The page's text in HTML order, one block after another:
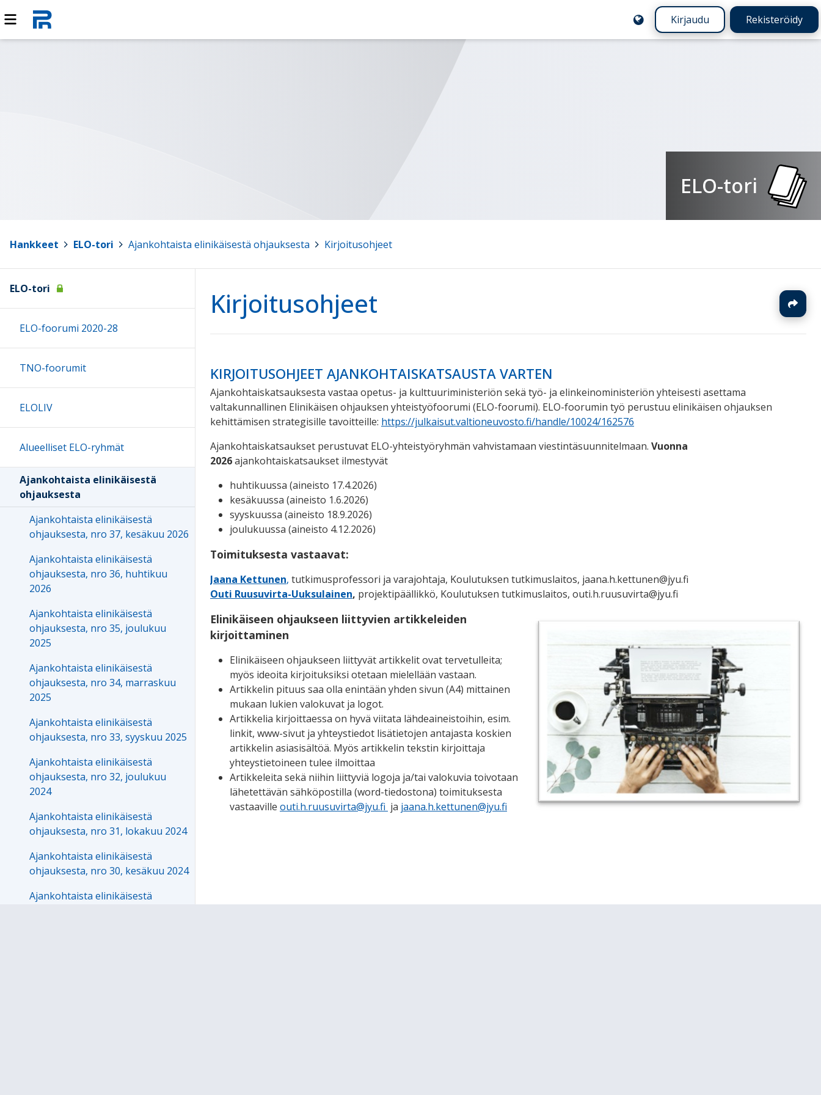
Kirjaudu Rekisteröidy
ELO-tori
Hankkeet ELO-tori Ajankohtaista elinikäisestä ohjauksesta Kirjoitusohjeet
Kirjoitusohjeet
KIRJOITUSOHJEET AJANKOHTAISKATSAUSTA VARTEN
Ajankohtaiskatsauksesta vastaa opetus- ja kulttuuriministeriön sekä työ- ja elinkeinoministeriön yh­teisesti asettama
valtakunnallinen Elinikäisen ohjauksen yhteistyöfoorumi (ELO-foorumi). ELO-foorumin työ perustuu elinikäisen ohjauksen
kehittämisen strategisille ta­voitteille: https://julkaisut.valtioneuvosto.fi/handle/10024/162576
Ajankohtaiskatsaukset perustuvat ELO-yhteistyöryhmän vahvistamaan viestintäsuunnitelmaan. Vuonna
2026ajankohtaiskatsaukset ilmestyvät
huhtikuussa (aineisto 17.4.2026)
kesäkuussa (aineisto 1.6.2026)
syyskuussa (aineisto 18.9.2026)
joulukuussa (aineisto 4.12.2026)
Toimituksesta vastaavat:
Jaana Kettunen, tutkimusprofessori ja varajohtaja, Koulutuksen tutkimuslaitos, jaana.h.kettunen@jyu.fi
Outi Ruusuvirta-Uuksulainen, projektipäällikkö, Koulutuksen tutkimuslaitos, outi.h.ruusuvirta@jyu.fi
Elinikäiseen ohjaukseen liittyvien artikkeleiden
kirjoittaminen
Elinikäiseen ohjaukseen liittyvät artikkelit ovat tervetulleita;
myös ideoita kirjoituksiksi otetaan mielellään vastaan.
Artikkelin pituus saa olla enintään yhden sivun (A4) mittainen
mukaan lukien valokuvat ja logot.
Artikkelia kirjoittaessa on hyvä viitata lähde­aineistoihin, esim.
linkit, www-sivut ja yhteys­tiedot lisätietojen antajasta koskien
artikkelin asiasisältöä. Myös artikkelin tekstin kirjoittaja
yhteystietoineen tulee ilmoittaa
Artikkeleita sekä niihin liittyviä logoja ja/tai valokuvia toivotaan
lähetettävän säh­köpostilla (word-tiedostona) toimituksesta
vastaaville outi.h.ruusuvirta@jyu.fi ja jaana.h.kettunen@jyu.fi
ELO-tori
ELO-foorumi 2020-28
TNO-foorumit
ELOLIV
Alueelliset ELO-ryhmät
Ajankohtaista elinikäisestä
ohjauksesta
Ajankohtaista elinikäisestä
ohjauksesta, nro 37, kesäkuu 2026
Ajankohtaista elinikäisestä
ohjauksesta, nro 36, huhtikuu
2026
Ajankohtaista elinikäisestä
ohjauksesta, nro 35, joulukuu
2025
Ajankohtaista elinikäisestä
ohjauksesta, nro 34, marraskuu
2025
Ajankohtaista elinikäisestä
ohjauksesta, nro 33, syyskuu 2025
Ajankohtaista elinikäisestä
ohjauksesta, nro 32, joulukuu
2024
Ajankohtaista elinikäisestä
ohjauksesta, nro 31, lokakuu 2024
Ajankohtaista elinikäisestä
ohjauksesta, nro 30, kesäkuu 2024
Ajankohtaista elinikäisestä